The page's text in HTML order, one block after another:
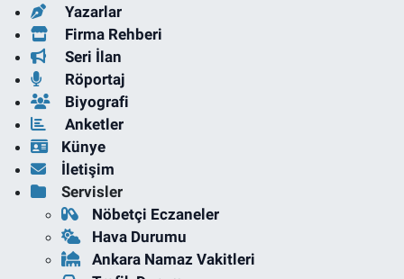
Yazarlar
Firma Rehberi
Seri İlan
Röportaj
Biyografi
Anketler
Künye
İletişim
Servisler
Nöbetçi Eczaneler
Hava Durumu
Ankara Namaz Vakitleri